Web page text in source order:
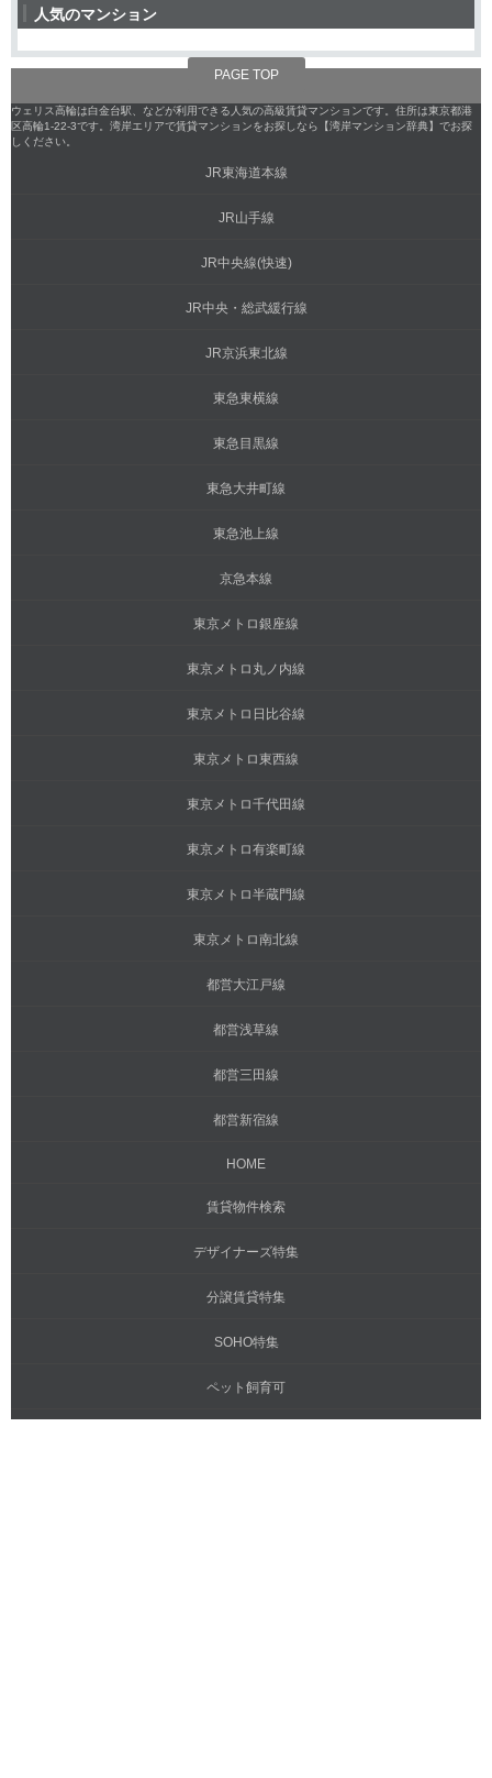
人気のマンション
PAGE TOP
ウェリス高輪は白金台駅、などが利用できる人気の高級賃貸マンションです。住所は東京都港
区高輪1-22-3です。湾岸エリアで賃貸マンションをお探しなら【湾岸マンション辞典】でお探
しください。
JR東海道本線
JR山手線
JR中央線(快速)
JR中央・総武緩行線
JR京浜東北線
東急東横線
東急目黒線
東急大井町線
東急池上線
京急本線
東京メトロ銀座線
東京メトロ丸ノ内線
東京メトロ日比谷線
東京メトロ東西線
東京メトロ千代田線
東京メトロ有楽町線
東京メトロ半蔵門線
東京メトロ南北線
都営大江戸線
都営浅草線
都営三田線
都営新宿線
HOME
賃貸物件検索
デザイナーズ特集
分譲賃貸特集
SOHO特集
ペット飼育可